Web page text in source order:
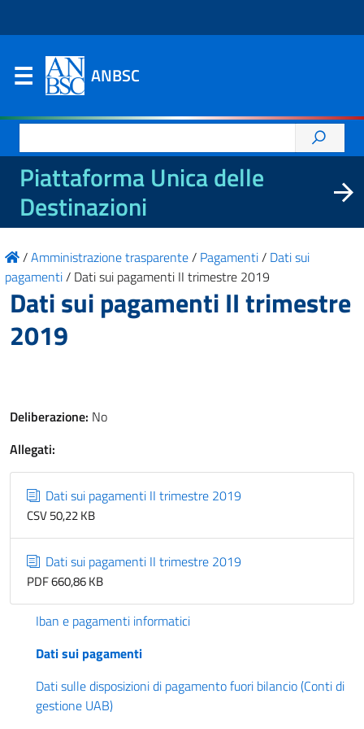
ANBSC
per:
Piattaforma Unica delle
Destinazioni
/Amministrazione trasparente/ Pagamenti/ Dati sui
pagamenti/ Dati sui pagamenti II trimestre 2019
Dati sui pagamenti II trimestre
2019
Deliberazione: No
Allegati:
Dati sui pagamenti II trimestre 2019
CSV 50,22 KB
Dati sui pagamenti II trimestre 2019
PDF 660,86 KB
Iban e pagamenti informatici
Dati sui pagamenti
Dati sulle disposizioni di pagamento fuori bilancio (Conti di
gestione UAB)